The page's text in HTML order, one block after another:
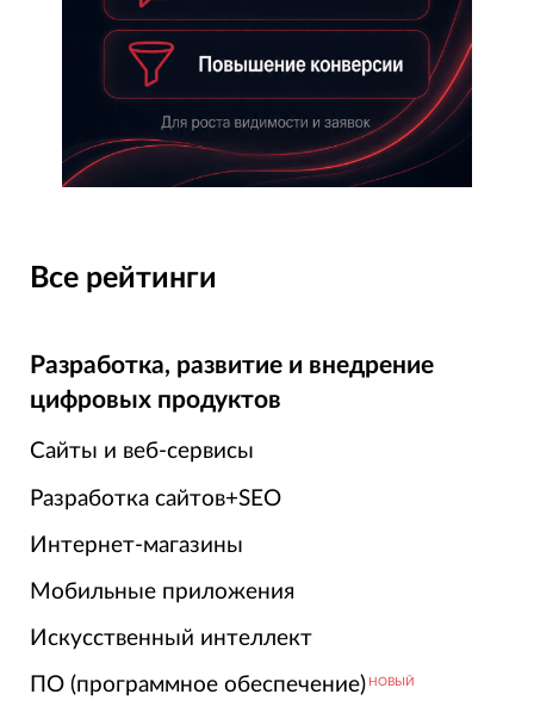
Все рейтинги
Разработка, развитие и внедрение
цифровых продуктов
Сайты и веб-сервисы
Разработка сайтов+SEO
Интернет-магазины
Мобильные приложения
Искусственный интеллект
ПО (программное обеспечение) НОВЫЙ